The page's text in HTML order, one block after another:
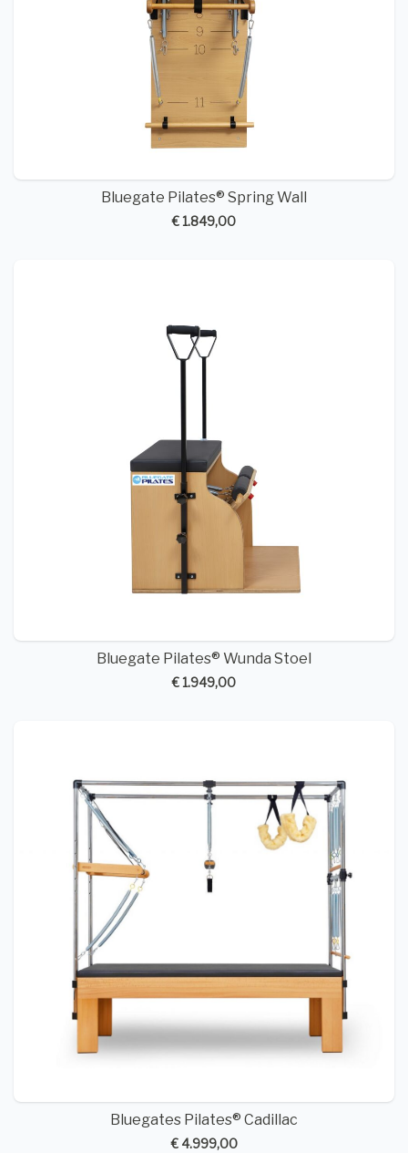
Bluegate Pilates® Spring Wall
€ 1.849,00
Bluegate Pilates® Wunda Stoel
€ 1.949,00
Bluegates Pilates® Cadillac
€ 4.999,00